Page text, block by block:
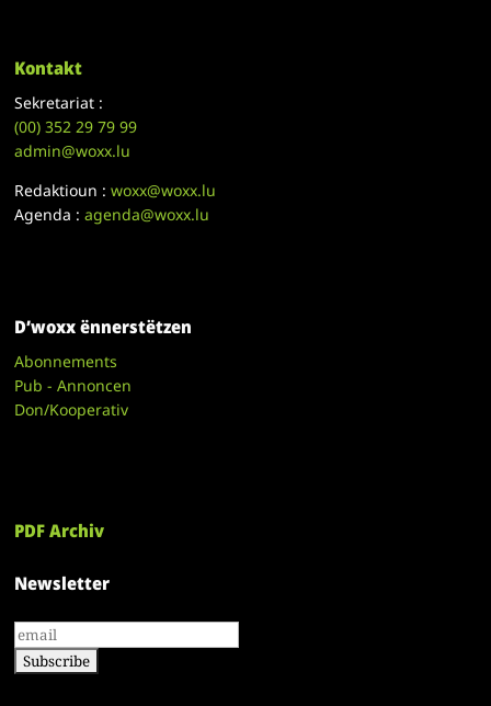
Kontakt
Sekretariat :
(00)352 29 79 99
admin@woxx.lu
Redaktioun :woxx@woxx.lu
Agenda :agenda@woxx.lu
D’woxx ënnerstëtzen
Abonnements
Pub - Annoncen
Don/Kooperativ
PDF Archiv
Newsletter